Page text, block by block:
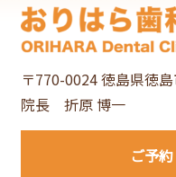
ブ
〒770-0024 徳島県徳
院長 折原 博一
ご予約